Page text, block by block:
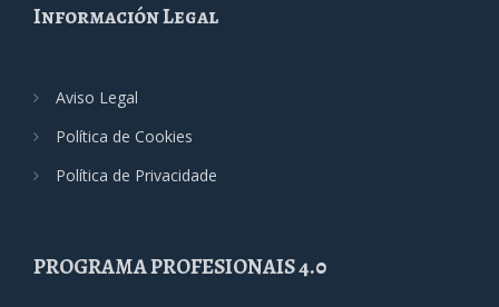
Información Legal
Aviso Legal
Política de Cookies
Política de Privacidade
PROGRAMA PROFESIONAIS 4.0